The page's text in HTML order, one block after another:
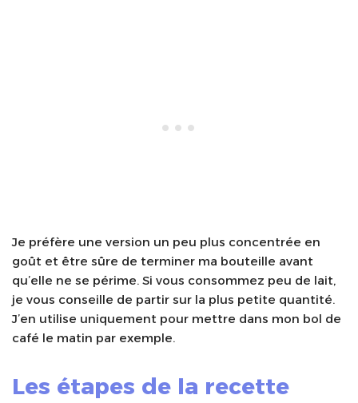
Je préfère une version un peu plus concentrée en
goût et être sûre de terminer ma bouteille avant
qu’elle ne se périme. Si vous consommez peu de lait,
je vous conseille de partir sur la plus petite quantité.
J’en utilise uniquement pour mettre dans mon bol de
café le matin par exemple.
Les étapes de la recette